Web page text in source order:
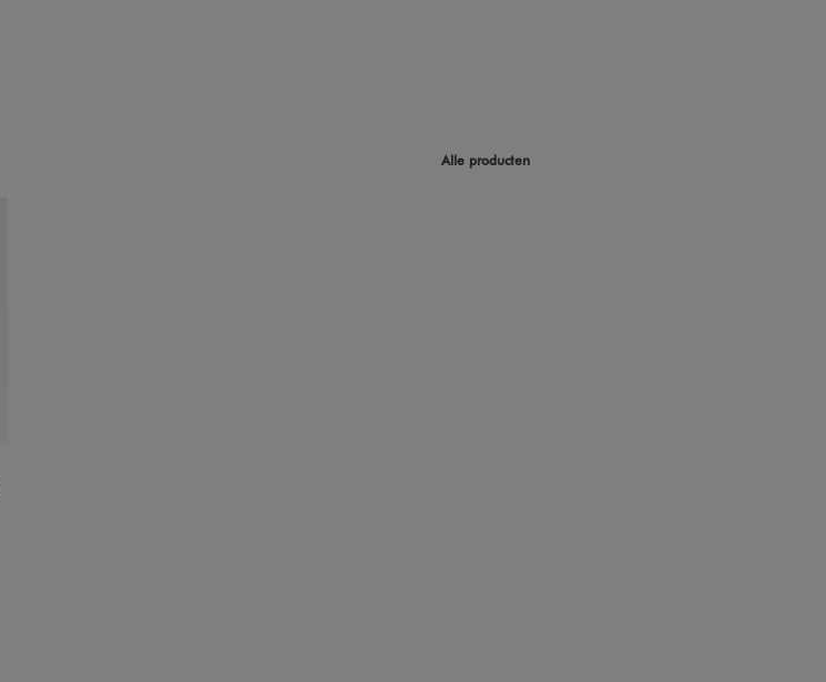
Alle producten